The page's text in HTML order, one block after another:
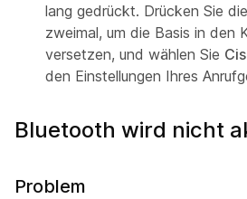
lang gedrückt. Drücken Sie die
zweimal, um die Basis in den
versetzen, und wählen Sie
den Einstellungen Ihres
Bluetooth wird nicht
Problem